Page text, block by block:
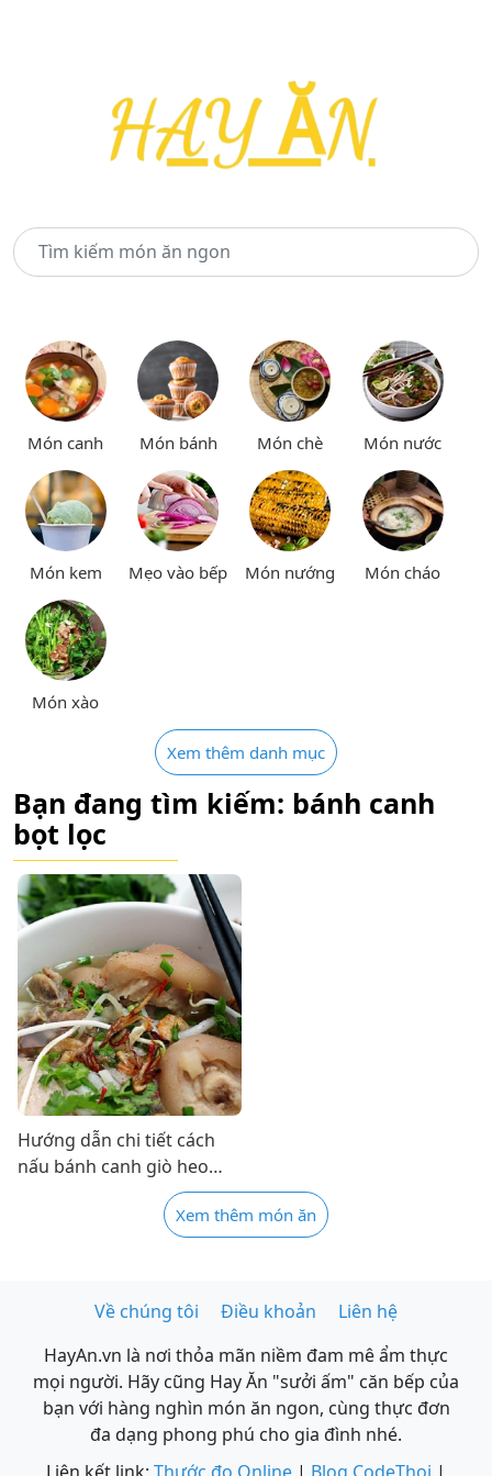
Món canh Món bánh Món chè Món nước
Món kem Mẹo vào bếp Món nướng Món cháo
Món xào
Xem thêm danh mục
Bạn đang tìm kiếm: bánh canh
bọt lọc
Hướng dẫn chi tiết cách
nấu bánh canh giò heo
thơm ngon tại nhà
Xem thêm món ăn
Về chúng tôi Điều khoản
Liên hệ
HayAn.vn là nơi thỏa mãn niềm đam mê ẩm thực
mọi người. Hãy cũng Hay Ăn "sưởi ấm" căn bếp của
bạn với hàng nghìn món ăn ngon, cùng thực đơn
đa dạng phong phú cho gia đình nhé.